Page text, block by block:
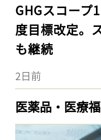
GHGスコープ
度目標改定。
も継続
2日前
医薬品・医療